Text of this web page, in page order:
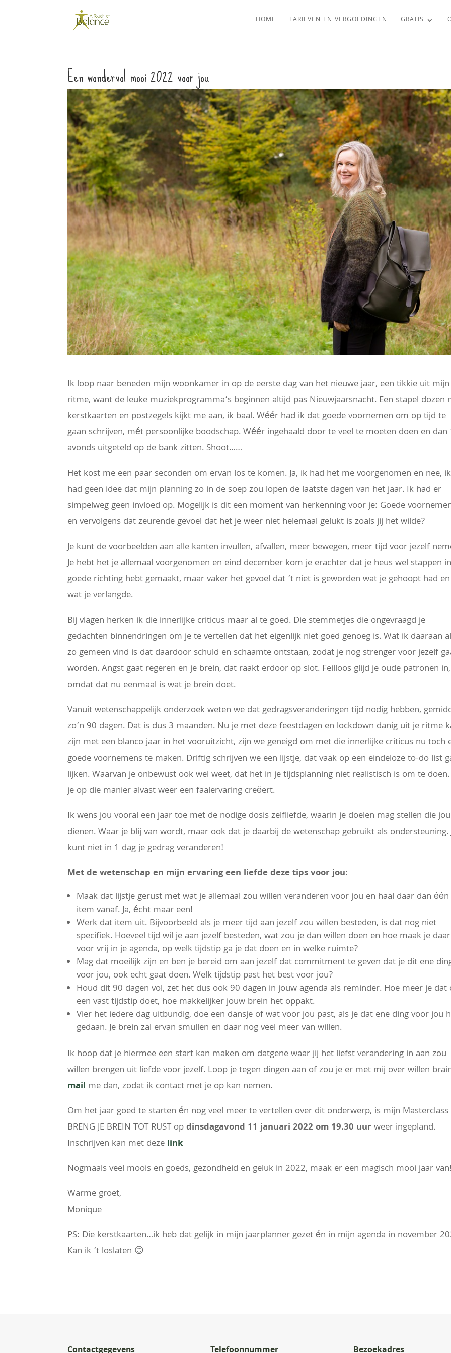
HOME TARIEVEN EN VERGOEDINGEN GRATIS
Een wondervol mooi 2022 voor jou
Ik loop naar beneden mijn woonkamer in op de eerste dag van het nieuwe jaar, een tikkie uit mijn
ritme, want de leuke muziekprogramma’s beginnen altijd pas Nieuwjaarsnacht. Een stapel dozen
kerstkaarten en postzegels kijkt me aan, ik baal. Wéér had ik dat goede voornemen om op tijd te
gaan schrijven, mét persoonlijke boodschap. Wéér ingehaald door te veel te moeten doen en dan
avonds uitgeteld op de bank zitten. Shoot……
Het kost me een paar seconden om ervan los te komen. Ja, ik had het me voorgenomen en nee, ik
had geen idee dat mijn planning zo in de soep zou lopen de laatste dagen van het jaar. Ik had er
simpelweg geen invloed op. Mogelijk is dit een moment van herkenning voor je: Goede
en vervolgens dat zeurende gevoel dat het je weer niet helemaal gelukt is zoals jij het wilde?
Je kunt de voorbeelden aan alle kanten invullen, afvallen, meer bewegen, meer tijd voor jezelf
Je hebt het je allemaal voorgenomen en eind december kom je erachter dat je heus wel stappen
goede richting hebt gemaakt, maar vaker het gevoel dat ’t niet is geworden wat je gehoopt had en
wat je verlangde.
Bij vlagen herken ik die innerlijke criticus maar al te goed. Die stemmetjes die ongevraagd je
gedachten binnendringen om je te vertellen dat het eigenlijk niet goed genoeg is. Wat ik daaraan
zo gemeen vind is dat daardoor schuld en schaamte ontstaan, zodat je nog strenger voor jezelf
worden. Angst gaat regeren en je brein, dat raakt erdoor op slot. Feilloos glijd je oude patronen in,
omdat dat nu eenmaal is wat je brein doet.
Vanuit wetenschappelijk onderzoek weten we dat gedragsveranderingen tijd nodig hebben,
zo’n 90 dagen. Dat is dus 3 maanden. Nu je met deze feestdagen en lockdown danig uit je ritme
zijn met een blanco jaar in het vooruitzicht, zijn we geneigd om met die innerlijke criticus nu toch
goede voornemens te maken. Driftig schrijven we een lijstje, dat vaak op een eindeloze to-do list
lijken. Waarvan je onbewust ook wel weet, dat het in je tijdsplanning niet realistisch is om te doen.
je op die manier alvast weer een faalervaring creëert.
Ik wens jou vooral een jaar toe met de nodige dosis zelfliefde, waarin je doelen mag stellen die jou
dienen. Waar je blij van wordt, maar ook dat je daarbij de wetenschap gebruikt als ondersteuning.
kunt niet in 1 dag je gedrag veranderen!
Met de wetenschap en mijn ervaring een liefde deze tips voor jou:
Maak dat lijstje gerust met wat je allemaal zou willen veranderen voor jou en haal daar dan één
item vanaf. Ja, écht maar een!
Werk dat item uit. Bijvoorbeeld als je meer tijd aan jezelf zou willen besteden, is dat nog niet
specifiek. Hoeveel tijd wil je aan jezelf besteden, wat zou je dan willen doen en hoe maak je
voor vrij in je agenda, op welk tijdstip ga je dat doen en in welke ruimte?
Mag dat moeilijk zijn en ben je bereid om aan jezelf dat commitment te geven dat je dit ene
voor jou, ook echt gaat doen. Welk tijdstip past het best voor jou?
Houd dit 90 dagen vol, zet het dus ook 90 dagen in jouw agenda als reminder. Hoe meer je dat
een vast tijdstip doet, hoe makkelijker jouw brein het oppakt.
Vier het iedere dag uitbundig, doe een dansje of wat voor jou past, als je dat ene ding voor jou
gedaan. Je brein zal ervan smullen en daar nog veel meer van willen.
Ik hoop dat je hiermee een start kan maken om datgene waar jij het liefst verandering in aan zou
willen brengen uit liefde voor jezelf. Loop je tegen dingen aan of zou je er met mij over willen
mail me dan, zodat ik contact met je op kan nemen.
Om het jaar goed te starten én nog veel meer te vertellen over dit onderwerp, is mijn Masterclass
BRENG JE BREIN TOT RUST opdinsdagavond 11 januari 2022 om 19.30 uurweer ingepland.
Inschrijven kan met deze link
Nogmaals veel moois en goeds, gezondheid en geluk in 2022, maak er een magisch mooi jaar van!
Warme groet,
Monique
PS: Die kerstkaarten…ik heb dat gelijk in mijn jaarplanner gezet én in mijn agenda in november
Kan ik ’t loslaten 😊